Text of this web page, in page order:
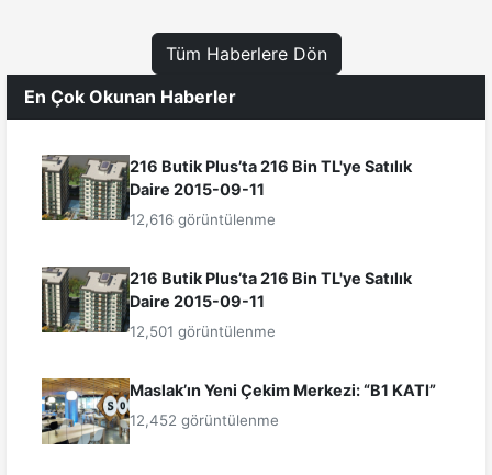
Tüm Haberlere Dön
En Çok Okunan Haberler
216 Butik Plus’ta 216 Bin TL'ye Satılık
Daire 2015-09-11
12,616 görüntülenme
216 Butik Plus’ta 216 Bin TL'ye Satılık
Daire 2015-09-11
12,501 görüntülenme
Maslak’ın Yeni Çekim Merkezi: “B1 KATI”
12,452 görüntülenme